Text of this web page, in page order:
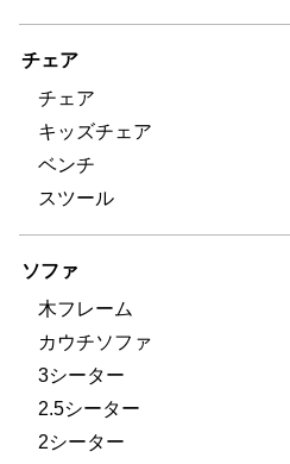
チェア
チェア
キッズチェア
ベンチ
スツール
ソファ
木フレーム
カウチソファ
3シーター
2.5シーター
2シーター